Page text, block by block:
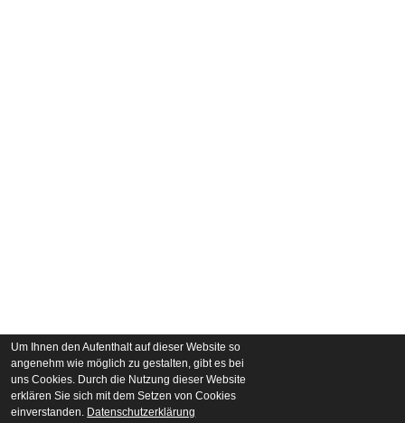
Um Ihnen den Aufenthalt auf dieser Website so
angenehm wie möglich zu gestalten, gibt es bei
uns Cookies. Durch die Nutzung dieser Website
erklären Sie sich mit dem Setzen von Cookies
einverstanden. Datenschutzerklärung